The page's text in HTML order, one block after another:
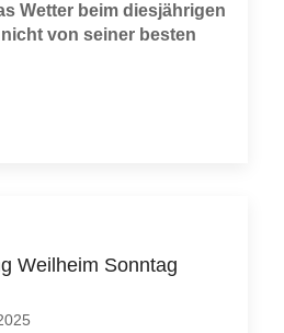
Wetter beim diesjährigen
von seiner besten
Weilheim Sonntag